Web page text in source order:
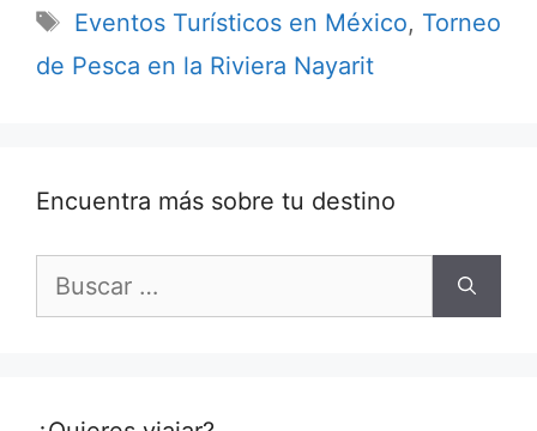
Etiquetas
Eventos Turísticos en México, Torneo
de Pesca en la Riviera Nayarit
Encuentra más sobre tu destino